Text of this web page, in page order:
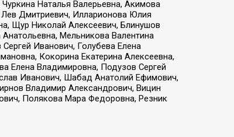
Наталья Валерьевна, Акимова
Лев Дмитриевич, Илларионова Юлия
Щур Николай Алексеевич, Блинушов
Мельникова Валентина
Иванович, Голубева Елена
Кокорина Екатерина Алексеевна,
Елена Владимировна, Подузов Сергей
Иванович, Шабад Анатолий Ефимович,
Владимир Александрович, Вицин
Полякова Мара Федоровна, Резник